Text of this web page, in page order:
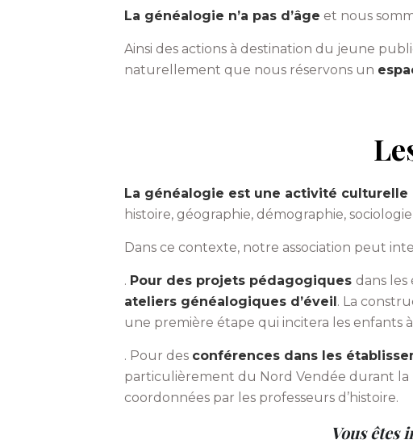
La généalogie n’a pas d’âge et nous
Ainsi des actions à destination du jeune
naturellement que nous réservons un
La généalogie est une activité
histoire, géographie, démographie,
Dans ce contexte, notre association peut
. Pour des projets pédagogiques dans
ateliers généalogiques d’éveil. La
une première étape qui incitera les enfants
. Pour des conférences dans les
particulièrement du Nord Vendée durant la
coordonnées par les professeurs d’histoire.
Vous êtes